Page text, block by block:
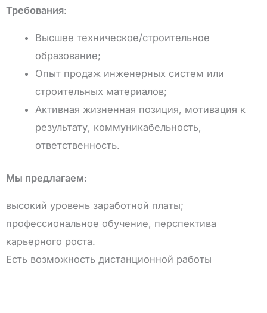
Требования:
Высшее техническое/строительное
образование;
Опыт продаж инженерных систем или
строительных материалов;
Активная жизненная позиция, мотивация к
результату, коммуникабельность,
ответственность.
Мы предлагаем:
высокий уровень заработной платы;
профессиональное обучение, перспектива
карьерного роста.
Есть возможность дистанционной работы